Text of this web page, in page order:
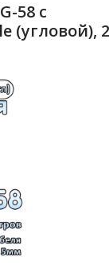
58 с
(угловой),